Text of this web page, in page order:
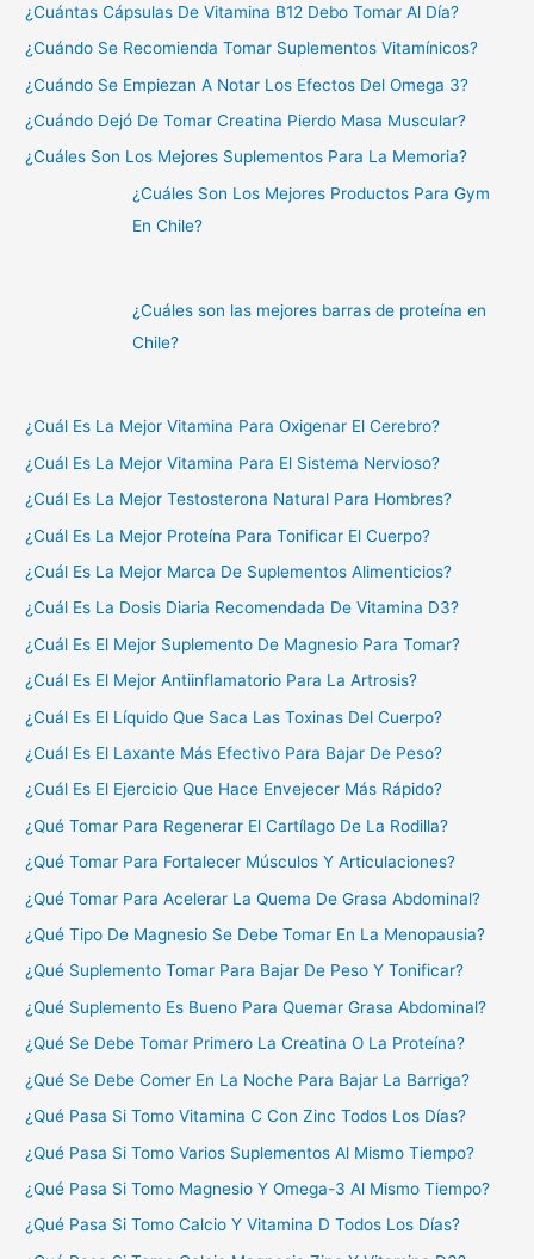
¿Cuántas Cápsulas De Vitamina B12 Debo Tomar Al Día?
¿Cuándo Se Recomienda Tomar Suplementos Vitamínicos?
¿Cuándo Se Empiezan A Notar Los Efectos Del Omega 3?
¿Cuándo Dejó De Tomar Creatina Pierdo Masa Muscular?
¿Cuáles Son Los Mejores Suplementos Para La Memoria?
¿Cuáles Son Los Mejores Productos Para Gym
En Chile?
¿Cuáles son las mejores barras de proteína en
Chile?
¿Cuál Es La Mejor Vitamina Para Oxigenar El Cerebro?
¿Cuál Es La Mejor Vitamina Para El Sistema Nervioso?
¿Cuál Es La Mejor Testosterona Natural Para Hombres?
¿Cuál Es La Mejor Proteína Para Tonificar El Cuerpo?
¿Cuál Es La Mejor Marca De Suplementos Alimenticios?
¿Cuál Es La Dosis Diaria Recomendada De Vitamina D3?
¿Cuál Es El Mejor Suplemento De Magnesio Para Tomar?
¿Cuál Es El Mejor Antiinflamatorio Para La Artrosis?
¿Cuál Es El Líquido Que Saca Las Toxinas Del Cuerpo?
¿Cuál Es El Laxante Más Efectivo Para Bajar De Peso?
¿Cuál Es El Ejercicio Que Hace Envejecer Más Rápido?
¿Qué Tomar Para Regenerar El Cartílago De La Rodilla?
¿Qué Tomar Para Fortalecer Músculos Y Articulaciones?
¿Qué Tomar Para Acelerar La Quema De Grasa Abdominal?
¿Qué Tipo De Magnesio Se Debe Tomar En La Menopausia?
¿Qué Suplemento Tomar Para Bajar De Peso Y Tonificar?
¿Qué Suplemento Es Bueno Para Quemar Grasa Abdominal?
¿Qué Se Debe Tomar Primero La Creatina O La Proteína?
¿Qué Se Debe Comer En La Noche Para Bajar La Barriga?
¿Qué Pasa Si Tomo Vitamina C Con Zinc Todos Los Días?
¿Qué Pasa Si Tomo Varios Suplementos Al Mismo Tiempo?
¿Qué Pasa Si Tomo Magnesio Y Omega-3 Al Mismo Tiempo?
¿Qué Pasa Si Tomo Calcio Y Vitamina D Todos Los Días?